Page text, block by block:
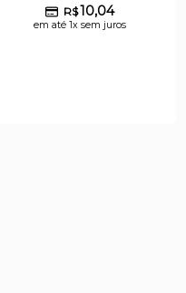
R$10,04
em até 1x sem juros